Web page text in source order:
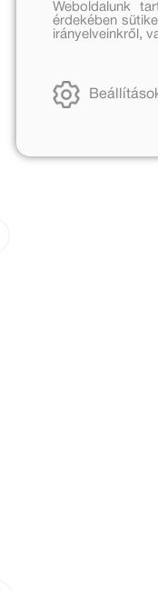
Weboldalunk
érdekében
irányelveinkről,